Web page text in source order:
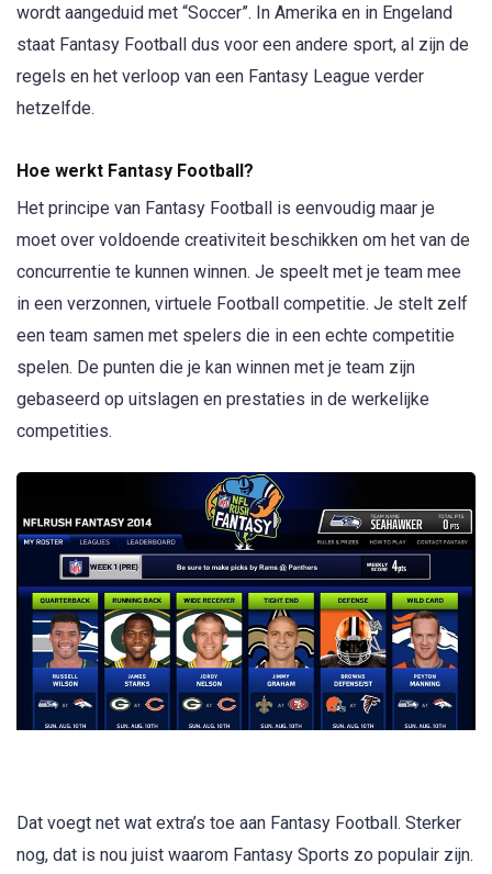
wordt aangeduid met “Soccer”. In Amerika en in Engeland
staat Fantasy Football dus voor een andere sport, al zijn de
regels en het verloop van een Fantasy League verder
hetzelfde.
Hoe werkt Fantasy Football?
Het principe van Fantasy Football is eenvoudig maar je
moet over voldoende creativiteit beschikken om het van de
concurrentie te kunnen winnen. Je speelt met je team mee
in een verzonnen, virtuele Football competitie. Je stelt zelf
een team samen met spelers die in een echte competitie
spelen. De punten die je kan winnen met je team zijn
gebaseerd op uitslagen en prestaties in de werkelijke
competities.
Dat voegt net wat extra’s toe aan Fantasy Football. Sterker
nog, dat is nou juist waarom Fantasy Sports zo populair zijn.